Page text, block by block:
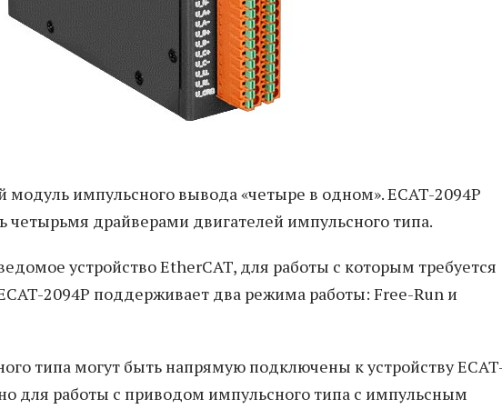
модуль импульсного вывода «четыре в одном». ECAT-2094P
драйверами двигателей импульсного типа.
устройство EtherCAT, для работы с которым требуется
2094P поддерживает два режима работы: Free-Run и
типа могут быть напрямую подключены к устройству
для работы с приводом импульсного типа с импульсным